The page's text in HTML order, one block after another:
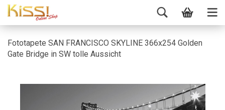
Fototapete SAN FRANCISCO SKYLINE 366x254 Golden
Gate Bridge in SW tolle Aussicht